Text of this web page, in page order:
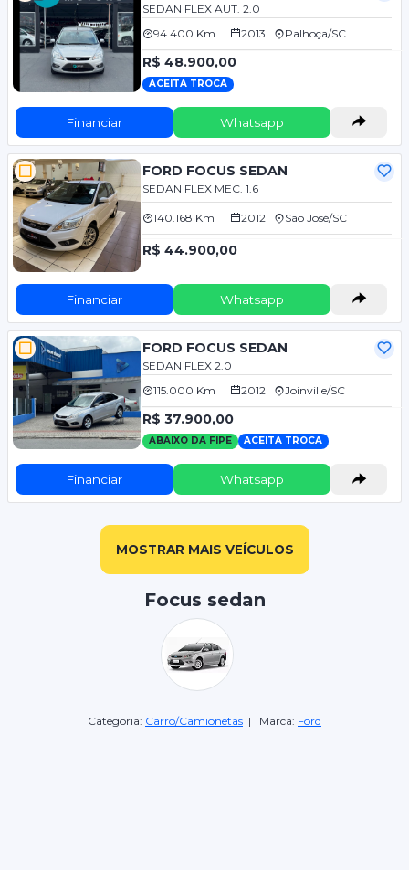
SEDAN FLEX AUT. 2.0
94.400 Km
2013 Palhoça/SC
R$ 48.900,00
ACEITA TROCA
Financiar Whatsapp
FORD FOCUS SEDAN
SEDAN FLEX MEC. 1.6
140.168 Km 2012 São José/SC
R$ 44.900,00
Financiar Whatsapp
FORD FOCUS SEDAN
SEDAN FLEX 2.0
115.000 Km
2012 Joinville/SC
R$ 37.900,00
ABAIXO DA FIPE ACEITA TROCA
Financiar Whatsapp
MOSTRAR MAIS VEÍCULOS
Focus sedan
Categoria: Carro/Camionetas | Marca: Ford